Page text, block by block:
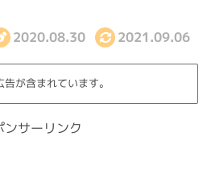
2020.08.30 2021.09.06
が含まれています。
ンサーリンク